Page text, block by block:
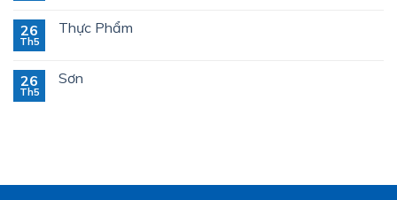
26
Th5
Thực Phẩm
26
Th5
Sơn